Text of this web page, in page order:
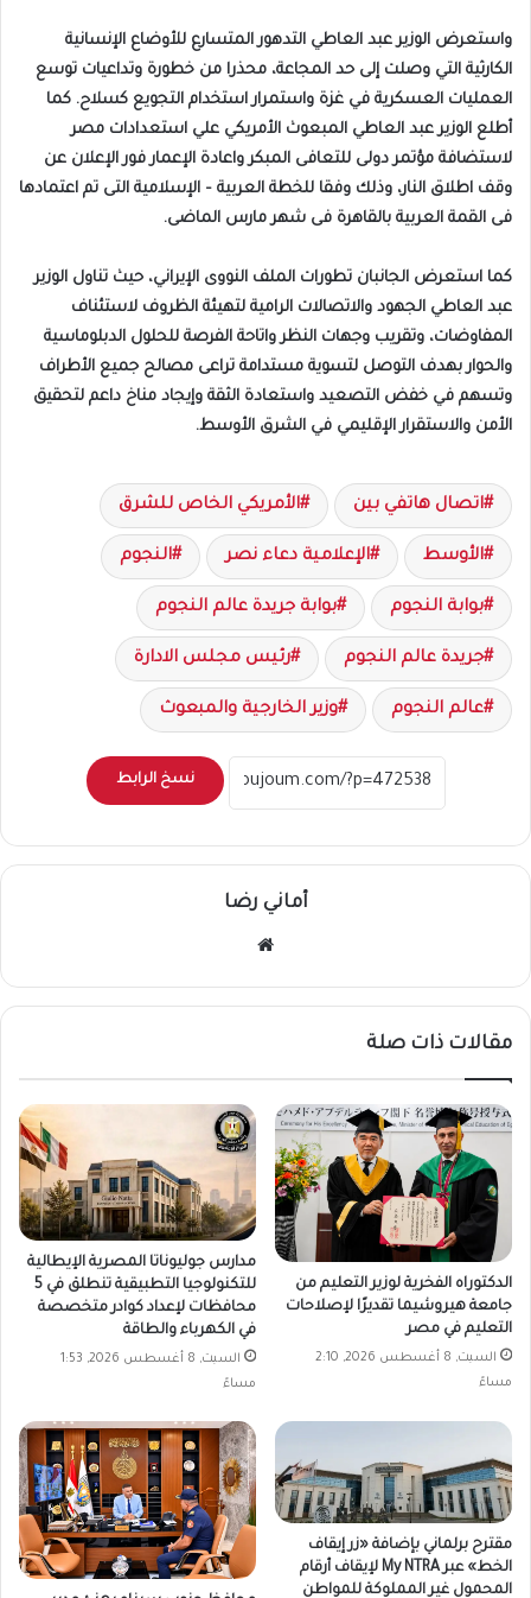
واستعرض الوزير عبد العاطي التدهور المتسارع للأوضاع الإنسانية
الكارثية التي وصلت إلى حد المجاعة، محذرا من خطورة وتداعيات توسع
العمليات العسكرية في غزة واستمرار استخدام التجويع كسلاح. كما
أطلع الوزير عبد العاطي المبعوث الأمريكي علي استعدادات مصر
لاستضافة مؤتمر دولى للتعافى المبكر واعادة الإعمار فور الإعلان عن
وقف اطلاق النار، وذلك وفقا للخطة العربية – الإسلامية التى تم اعتمادها
فى القمة العربية بالقاهرة فى شهر مارس الماضى.
كما استعرض الجانبان تطورات الملف النووى الإيراني، حيث تناول الوزير
عبد العاطي الجهود والاتصالات الرامية لتهيئة الظروف لاستئناف
المفاوضات، وتقريب وجهات النظر واتاحة الفرصة للحلول الدبلوماسية
والحوار بهدف التوصل لتسوية مستدامة تراعى مصالح جميع الأطراف
وتسهم في خفض التصعيد واستعادة الثقة وإيجاد مناخ داعم لتحقيق
الأمن والاستقرار الإقليمي في الشرق الأوسط.
اتصال هاتفي بين الأمريكي الخاص للشرق
الأوسط الإعلامية دعاء نصر النجوم
بوابة النجوم بوابة جريدة عالم النجوم
جريدة عالم النجوم رئيس مجلس الادارة
عالم النجوم وزير الخارجية والمبعوث
نسخ الرابط
أماني رضا
مقالات ذات صلة
الدكتوراه الفخرية لوزير التعليم من
جامعة هيروشيما تقديرًا لإصلاحات
التعليم في مصر
السبت, 8 أغسطس 2026, 2:10
مساءً
مدارس جوليوناتا المصرية الإيطالية
للتكنولوجيا التطبيقية تنطلق في 5
محافظات لإعداد كوادر متخصصة
في الكهرباء والطاقة
السبت, 8 أغسطس 2026, 1:53
مساءً
مقترح برلماني بإضافة «زر إيقاف
الخط» عبر My NTRA لإيقاف أرقام
المحمول غير المملوكة للمواطن